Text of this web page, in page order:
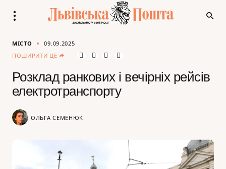
МІСТО
09.09.2025
ПОШИРИТИ ЦЕ
Розклад ранкових і вечірніх рейсів
електротранспорту
ОЛЬГА СЕМЕНЮК